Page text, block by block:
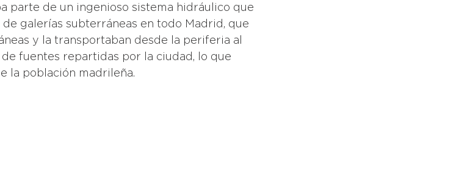
parte de un ingenioso sistema hidráulico que
galerías subterráneas en todo Madrid, que
y la transportaban desde la periferia al
fuentes repartidas por la ciudad, lo que
la población madrileña.